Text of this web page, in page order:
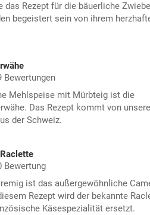
das Rezept für die bäuerliche
begeistert sein von ihrem
Bewertungen
Mehlspeise mit Mürbteig ist die
Das Rezept kommt von
der Schweiz.
Bewertung
ist das außergewöhnliche
Rezept wird der bekannte
Käsespezialität ersetzt.